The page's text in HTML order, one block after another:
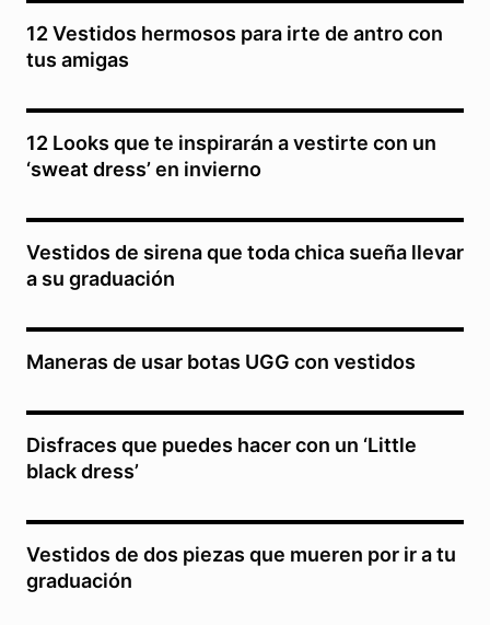
12 Vestidos hermosos para irte de antro con
tus amigas
12 Looks que te inspirarán a vestirte con un
‘sweat dress’ en invierno
Vestidos de sirena que toda chica sueña llevar
a su graduación
Maneras de usar botas UGG con vestidos
Disfraces que puedes hacer con un ‘Little
black dress’
Vestidos de dos piezas que mueren por ir a tu
graduación